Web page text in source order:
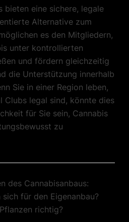
bieten eine sichere, legale
Alternative zum
es den Mitgliedern,
unter kontrollierten
und fördern gleichzeitig
die Unterstützung innerhalb
Sie in einer Region leben,
Clubs legal sind, könnte dies
für Sie sein, Cannabis
zu
des Cannabisanbaus:
für den Eigenanbau?
richtig?